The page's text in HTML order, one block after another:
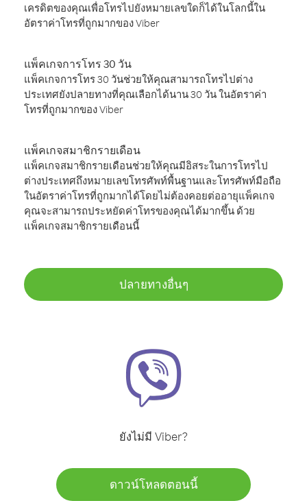
เครดิตของคุณเพื่อโทรไปยังหมายเลขใดก็ได้ในโลกนี้ใน
อัตราค่าโทรที่ถูกมากของ Viber
แพ็คเกจการโทร 30 วัน
แพ็คเกจการโทร 30 วันช่วยให้คุณสามารถโทรไปต่าง
ประเทศยังปลายทางที่คุณเลือกได้นาน 30 วัน ในอัตราค่า
โทรที่ถูกมากของ Viber
แพ็คเกจสมาชิกรายเดือน
แพ็คเกจสมาชิกรายเดือนช่วยให้คุณมีอิสระในการโทรไป
ต่างประเทศถึงหมายเลขโทรศัพท์พื้นฐานและโทรศัพท์มือถือ
ในอัตราค่าโทรที่ถูกมากได้โดยไม่ต้องคอยต่ออายุแพ็คเกจ
คุณจะสามารถประหยัดค่าโทรของคุณได้มากขึ้น ด้วย
แพ็คเกจสมาชิกรายเดือนนี้
ปลายทางอื่นๆ
ยังไม่มี Viber?
ดาวน์โหลดตอนนี้